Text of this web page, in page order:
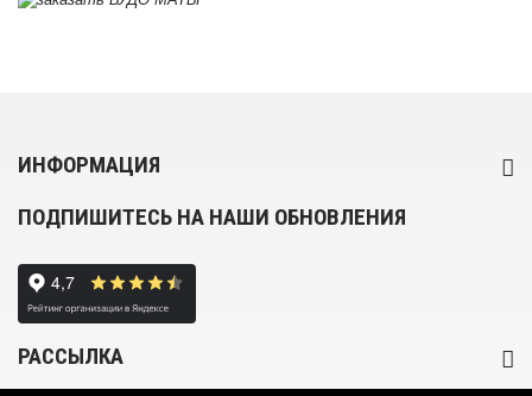
ИНФОРМАЦИЯ
ПОДПИШИТЕСЬ НА НАШИ ОБНОВЛЕНИЯ
РАССЫЛКА